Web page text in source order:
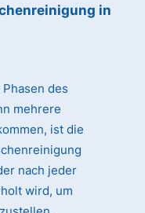
in
des
mehrere
ist die
nach jeder
wird, um